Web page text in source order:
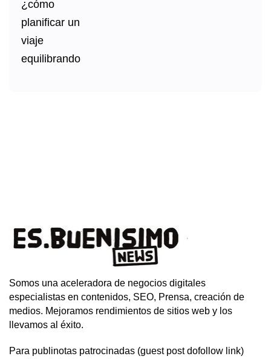
Somos una aceleradora de negocios digitales
especialistas en contenidos, SEO, Prensa, creación de
medios. Mejoramos rendimientos de sitios web y los
llevamos al éxito.
Para publinotas patrocinadas (guest post dofollow link)